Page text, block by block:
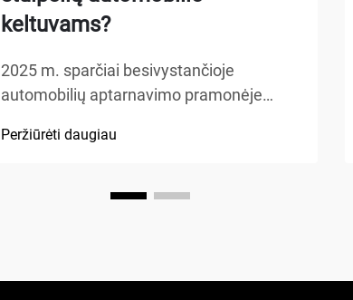
keltuvams?
2025 m. sparčiai besivystančioje
automobilių aptarnavimo pramonėje
įrangą, kuri padidina efektyvumą ir
automobilių keltuvas tapo pageidaujamu
Peržiūrėti daugiau